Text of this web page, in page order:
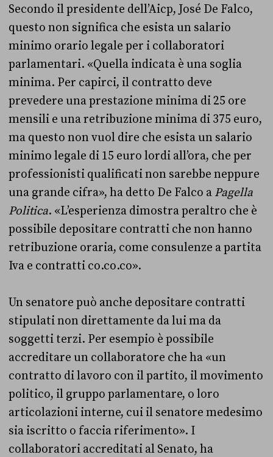
Secondo il presidente dell’Aicp, José De Falco,
questo non significa che esista un salario
minimo orario legale per i collaboratori
parlamentari. «Quella indicata è una soglia
minima. Per capirci, il contratto deve
prevedere una prestazione minima di 25 ore
mensili e una retribuzione minima di 375 euro,
ma questo non vuol dire che esista un salario
minimo legale di 15 euro lordi all’ora, che per
professionisti qualificati non sarebbe neppure
una grande cifra», ha detto De Falco a Pagella
Politica. «L’esperienza dimostra peraltro che è
possibile depositare contratti che non hanno
retribuzione oraria, come consulenze a partita
Iva e contratti co.co.co».
Un senatore può anche depositare contratti
stipulati non direttamente da lui ma da
soggetti terzi. Per esempio è possibile
accreditare un collaboratore che ha «un
contratto di lavoro con il partito, il movimento
politico, il gruppo parlamentare, o loro
articolazioni interne, cui il senatore medesimo
sia iscritto o faccia riferimento». I
collaboratori accreditati al Senato, ha